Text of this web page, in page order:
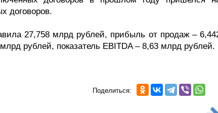
договоров.
27,758 млрд рублей, прибыль от продаж –
рублей, показатель EBITDA – 8,63 млрд рублей.
Поделиться: